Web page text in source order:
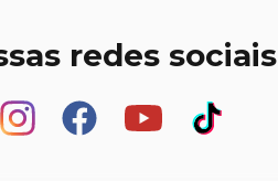
redes sociais